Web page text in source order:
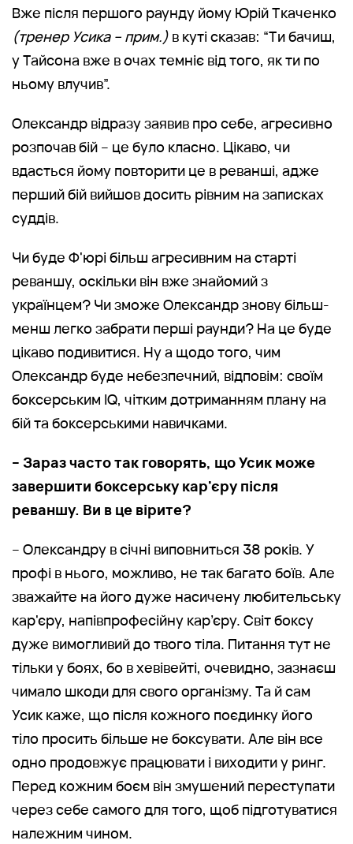
Вже після першого раунду йому Юрій Ткаченко
(тренер Усика – прим.) в куті сказав: “Ти бачиш,
у Тайсона вже в очах темніє від того, як ти по
ньому влучив”.
Олександр відразу заявив про себе, агресивно
розпочав бій – це було класно. Цікаво, чи
вдасться йому повторити це в реванші, адже
перший бій вийшов досить рівним на записках
суддів.
Чи буде Ф'юрі більш агресивним на старті
реваншу, оскільки він вже знайомий з
українцем? Чи зможе Олександр знову більш-
менш легко забрати перші раунди? На це буде
цікаво подивитися. Ну а щодо того, чим
Олександр буде небезпечний, відповім: своїм
боксерським IQ, чітким дотриманням плану на
бій та боксерськими навичками.
– Зараз часто так говорять, що Усик може
завершити боксерську кар'єру після
реваншу. Ви в це вірите?
– Олександру в січні виповниться 38 років. У
профі в нього, можливо, не так багато боїв. Але
зважайте на його дуже насичену любительську
кар'єру, напівпрофесійну кар’єру. Світ боксу
дуже вимогливий до твого тіла. Питання тут не
тільки у боях, бо в хевівейті, очевидно, зазнаєш
чимало шкоди для свого організму. Та й сам
Усик каже, що після кожного поєдинку його
тіло просить більше не боксувати. Але він все
одно продовжує працювати і виходити у ринг.
Перед кожним боєм він змушений переступати
через себе самого для того, щоб підготуватися
належним чином.